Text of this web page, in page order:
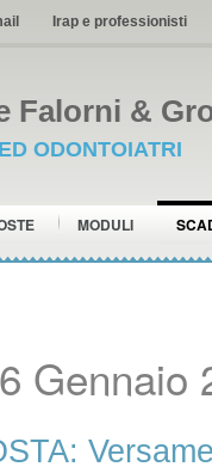
Irap e professionisti
Falorni &
ODONTOIATRI
MODULI
Gennaio